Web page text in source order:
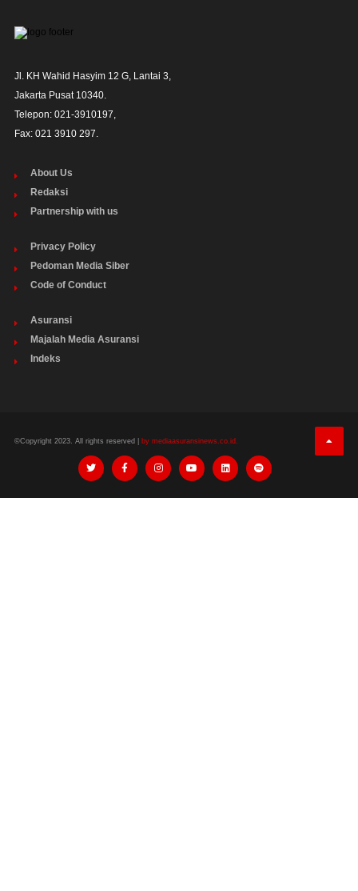
Jl. KH Wahid Hasyim 12 G, Lantai 3,
Jakarta Pusat 10340.
Telepon: 021-3910197,
Fax: 021 3910 297.
About Us
Redaksi
Partnership with us
Privacy Policy
Pedoman Media Siber
Code of Conduct
Asuransi
Majalah Media Asuransi
Indeks
©Copyright 2023. All rights reserved | by mediaasuransinews.co.id.